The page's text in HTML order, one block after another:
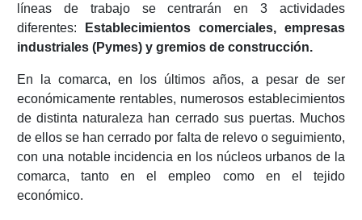
líneas de trabajo se centrarán en 3 actividades
diferentes:
Establecimientos comerciales, empresas
industriales (Pymes) y gremios de construcción.
En la comarca, en los últimos años, a pesar de ser
económicamente rentables, numerosos establecimientos
de distinta naturaleza han cerrado sus puertas. Muchos
de ellos se han cerrado por falta de relevo o seguimiento,
con una notable incidencia en los núcleos urbanos de la
comarca, tanto en el empleo como en el tejido
económico.